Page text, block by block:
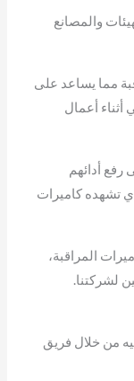
والمصانع
مما يساعد على
أعمال
رفع أدائهم
تشهده كاميرات
المراقبة،
لشركتنا.
من خلال فريق